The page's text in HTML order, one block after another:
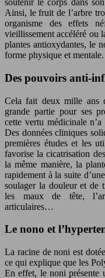
soutenir le corps dans
Ainsi, le fruit de l’arbre
organisme des effets
vieillissement accéléré ou
plantes antioxydantes, le
forme physique et mentale.
Des pouvoirs anti-
Cela fait deux mille ans
grande partie pour ses
cette vertu médicinale
Des données cliniques
premières études et les
favorise la cicatrisation
la même manière, la
rapidement à la suite
soulager la douleur et de
les maux de tête,
articulaires…
Le nono et
La racine de noni est
ce qui explique que les
En effet, le noni présente